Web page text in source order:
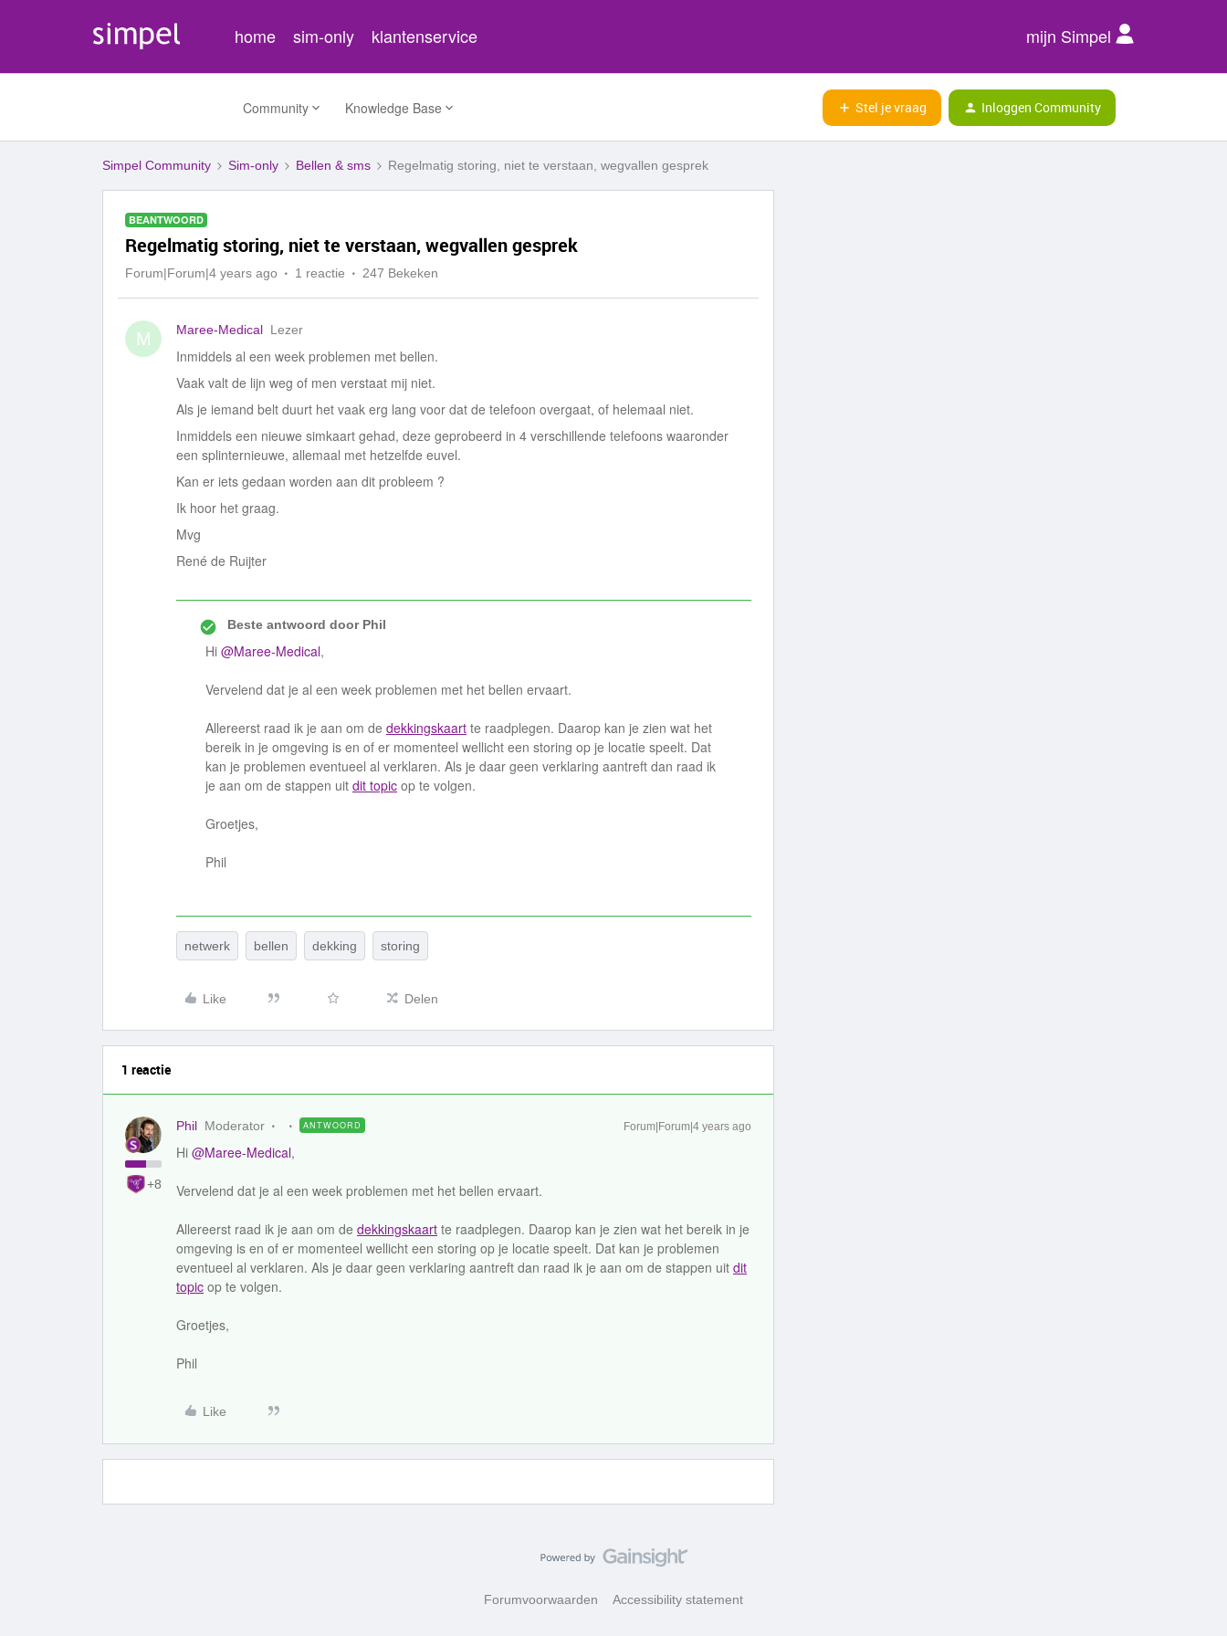
home sim-only klantenservice mijn Simpel
Community Knowledge Base Stel je vraag Inloggen Community
Simpel Community Sim-only Bellen & sms Regelmatig storing, niet te verstaan, wegvallen gesprek
BEANTWOORD
Regelmatig storing, niet te verstaan, wegvallen gesprek
Forum|Forum|4 years ago 1 reactie 247 Bekeken
M Maree-Medical Lezer
Inmiddels al een week problemen met bellen.
Vaak valt de lijn weg of men verstaat mij niet.
Als je iemand belt duurt het vaak erg lang voor dat de telefoon overgaat, of helemaal niet.
Inmiddels een nieuwe simkaart gehad, deze geprobeerd in 4 verschillende telefoons waaronder
een splinternieuwe, allemaal met hetzelfde euvel.
Kan er iets gedaan worden aan dit probleem ?
Ik hoor het graag.
Mvg
René de Ruijter
Beste antwoord doorPhil
Hi @Maree-Medical,
Vervelend dat je al een week problemen met het bellen ervaart.
Allereerst raad ik je aan om de dekkingskaart te raadplegen. Daarop kan je zien wat het
bereik in je omgeving is en of er momenteel wellicht een storing op je locatie speelt. Dat
kan je problemen eventueel al verklaren. Als je daar geen verklaring aantreft dan raad ik
je aan om de stappen uit dit topic op te volgen.
Groetjes,
Phil
netwerk bellen dekking storing
Like Delen
1 reactie
+8
Phil Moderator ANTWOORD Forum|Forum|4 years ago
Hi @Maree-Medical,
Vervelend dat je al een week problemen met het bellen ervaart.
Allereerst raad ik je aan om de dekkingskaart te raadplegen. Daarop kan je zien wat het bereik in je
omgeving is en of er momenteel wellicht een storing op je locatie speelt. Dat kan je problemen
eventueel al verklaren. Als je daar geen verklaring aantreft dan raad ik je aan om de stappen uit dit
topic op te volgen.
Groetjes,
Phil
Like
Forumvoorwaarden Accessibility statement